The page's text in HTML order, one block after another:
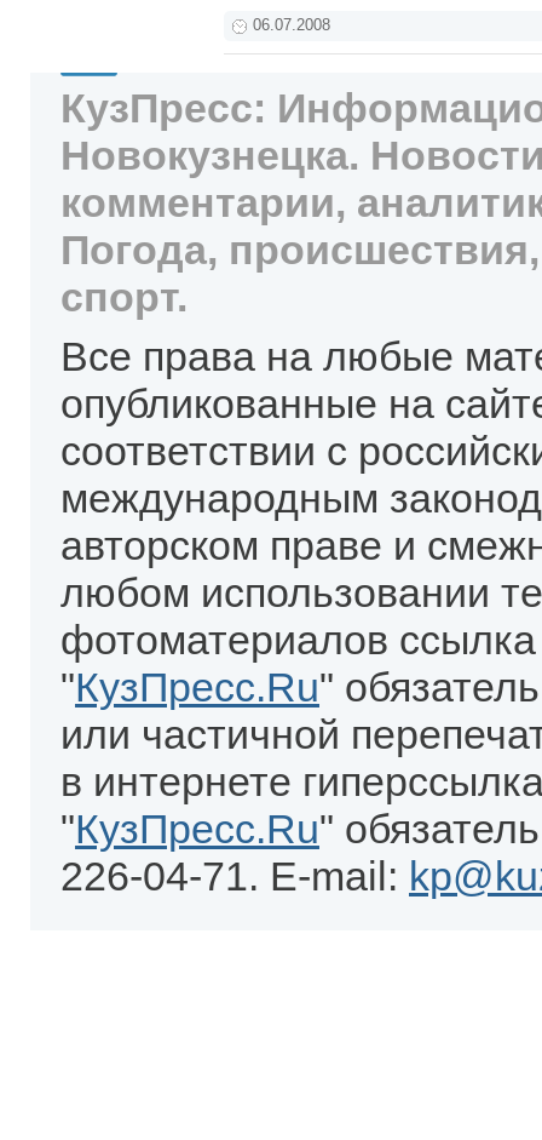
06.07.2008
КузПресс:
Новокузнецка.
комментарии,
Погода,
спорт.
Все права на любые
опубликованные на
соответствии с
международным
авторском праве и
любом использовании
фотоматериалов
"КузПресс.Ru"
или частичной
в интернете
"КузПресс.Ru"
226-04-71. E-mail: